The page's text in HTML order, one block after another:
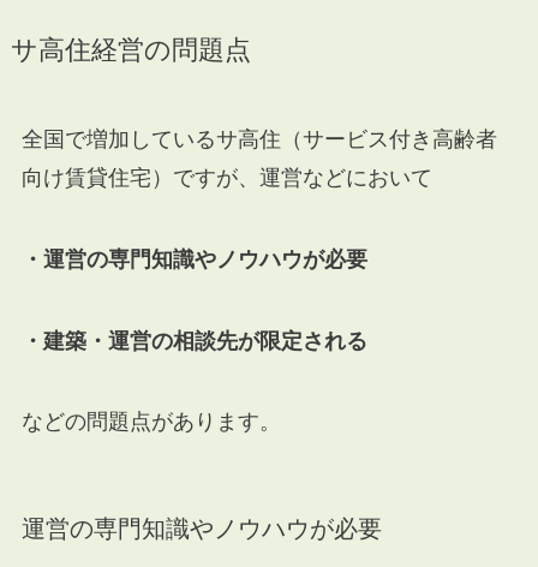
サ高住経営の問題点
全国で増加しているサ高住（サービス付き高齢者
向け賃貸住宅）ですが、運営などにおいて
・運営の専門知識やノウハウが必要
・建築・運営の相談先が限定される
などの問題点があります。
運営の専門知識やノウハウが必要